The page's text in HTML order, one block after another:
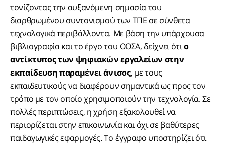
τονίζοντας την αυξανόμενη σημασία του
διαρθρωμένου συντονισμού των ΤΠΕ σε σύνθετα
τεχνολογικά περιβάλλοντα. Με βάση την υπάρχουσα
βιβλιογραφία και το έργο του ΟΟΣΑ, δείχνει ότιο
αντίκτυπος των ψηφιακών εργαλείων στην
εκπαίδευση παραμένει άνισος, με τους
εκπαιδευτικούς να διαφέρουν σημαντικά ως προς τον
τρόπο με τον οποίο χρησιμοποιούν την τεχνολογία. Σε
πολλές περιπτώσεις, η χρήση εξακολουθεί να
περιορίζεται στην επικοινωνία και όχι σε βαθύτερες
παιδαγωγικές εφαρμογές. Το έγγραφο υποστηρίζει ότι